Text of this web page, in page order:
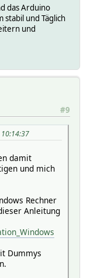
das Arduino
stabil und Täglich
und
#9
damit
und mich
Rechner
Anleitung
Dummys